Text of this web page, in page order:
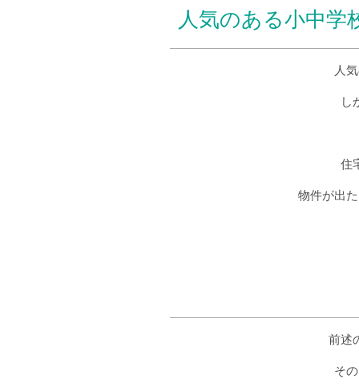
人気のある小中学
人
し
住
物件が出
前述
そ